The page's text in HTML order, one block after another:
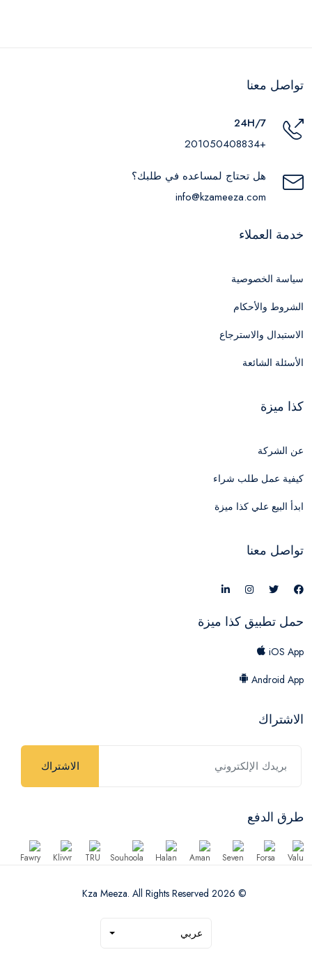
تواصل معنا
24H/7
+201050408834
هل تحتاج لمساعده في طلبك؟
info@kzameeza.com
خدمة العملاء
سياسة الخصوصية
الشروط والأحكام
الاستبدال والاسترجاع
الأسئلة الشائعة
كذا ميزة
عن الشركة
كيفية عمل طلب شراء
ابدأ البيع علي كذا ميزة
تواصل معنا
حمل تطبيق كذا ميزة
iOS App
Android App
الاشتراك
الاشتراك
طرق الدفع
© 2026 Kza Meeza. All Rights Reserved
عربي